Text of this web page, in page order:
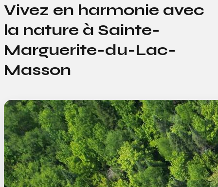
Vivez en harmonie avec
la nature à Sainte-
Marguerite-du-Lac-
Masson